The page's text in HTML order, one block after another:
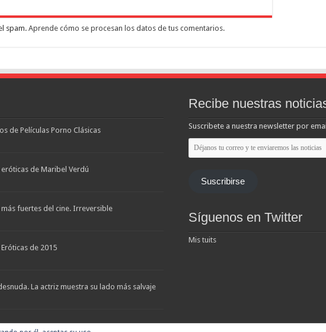
spam. Aprende cómo se procesan los datos de tus comentarios.
de Películas Porno Clásicas
eróticas de Maribel Verdú
más fuertes del cine. Irreversible
Eróticas de 2015
La actriz muestra su lado más salvaje
Recibe nuestras
Suscribete a nuestra newsletter por
Déjanos
tu
correo
enviaremos
Suscribirse
Síguenos en Twitter
Mis tuits